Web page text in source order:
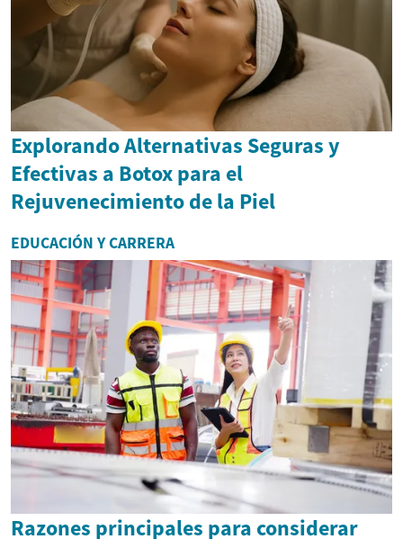
Explorando Alternativas Seguras y
Efectivas a Botox para el
Rejuvenecimiento de la Piel
EDUCACIÓN Y CARRERA
Razones principales para considerar